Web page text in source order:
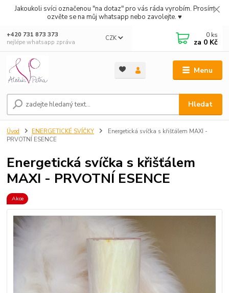
Jakoukoli svíci označenou "na dotaz" pro vás ráda vyrobím. Prosím
ozvěte se na můj whatsapp nebo zavolejte. ♥
Menu
CZK
Hledat
+420 731 873 373
nejlépe whatsapp zpráva
0 ks
za 0 Kč
Úvod ENERGETICKÉ SVÍČKY
Energetická svíčka s křišťálem MAXI -
PRVOTNÍ ESENCE
Energetická svíčka s křišťálem
MAXI - PRVOTNÍ ESENCE
Akce